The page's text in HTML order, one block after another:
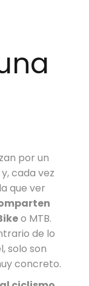
por un
y, cada vez
que ver
o MTB.
de lo
solo son
concreto.